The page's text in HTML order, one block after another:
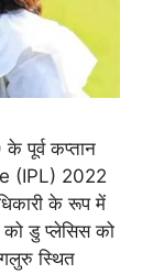
पूर्व कप्तान
(IPL) 2022
के रूप में
को डु प्लेसिस को
स्थित